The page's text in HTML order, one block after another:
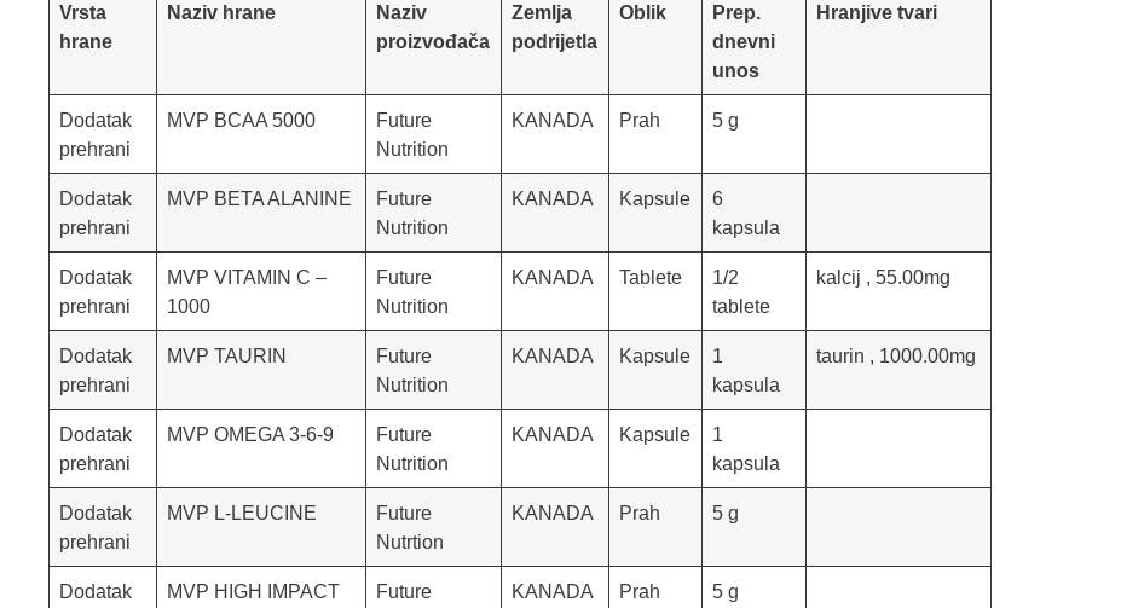
Vrsta
hrane
Naziv hrane
Naziv
proizvođača
Zemlja
podrijetla
Oblik
Prep.
dnevni
unos
Hranjive tvari
Dodatak
prehrani
MVP BCAA 5000
Future
Nutrition
KANADA Prah 5 g
Dodatak
prehrani
MVP BETA ALANINE
Future
Nutrition
KANADA Kapsule
6
kapsula
Dodatak
prehrani
MVP VITAMIN C –
1000
Future
Nutrition
KANADA Tablete
1/2
tablete
kalcij , 55.00mg
Dodatak
prehrani
MVP TAURIN
Future
Nutrition
KANADA Kapsule
1
kapsula
taurin , 1000.00mg
Dodatak
prehrani
MVP OMEGA 3-6-9
Future
Nutrition
KANADA Kapsule
1
kapsula
Dodatak
prehrani
MVP L-LEUCINE
Future
Nutrtion
KANADA Prah 5 g
Dodatak
MVP HIGH IMPACT
Future
KANADA Prah 5 g